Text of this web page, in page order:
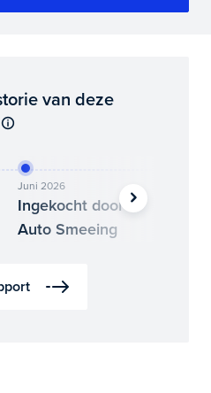
van deze
Juni 2026
Ingekocht door
Auto Smeeing